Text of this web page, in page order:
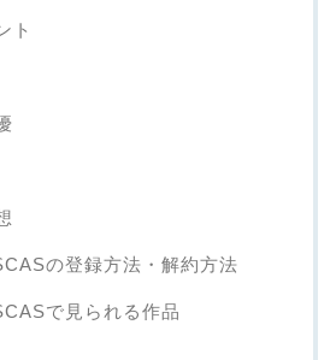
ト
の登録方法・解約方法
で見られる作品